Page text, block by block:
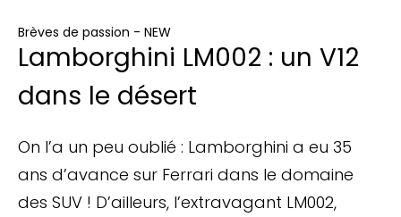
Brèves de passion - NEW
Lamborghini LM002 : un V12
dans le désert
On l’a un peu oublié : Lamborghini a eu 35
ans d’avance sur Ferrari dans le domaine
des SUV ! D’ailleurs, l’extravagant LM002,